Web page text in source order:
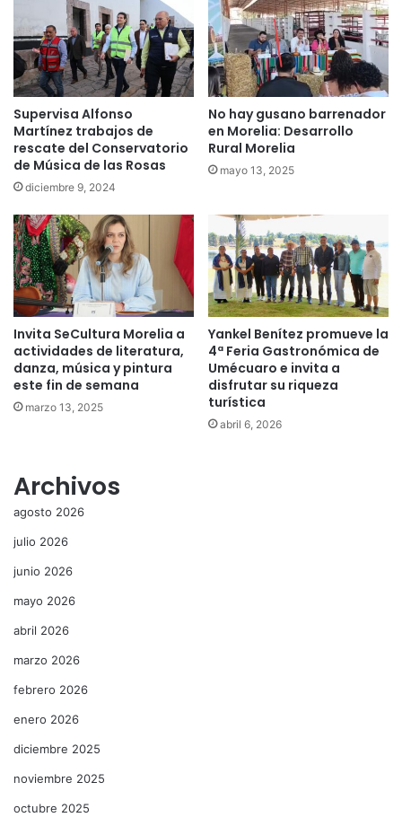
Supervisa Alfonso
Martínez trabajos de
rescate del Conservatorio
de Música de las Rosas
diciembre 9, 2024
No hay gusano barrenador
en Morelia: Desarrollo
Rural Morelia
mayo 13, 2025
Invita SeCultura Morelia a
actividades de literatura,
danza, música y pintura
este fin de semana
marzo 13, 2025
Yankel Benítez promueve la
4ª Feria Gastronómica de
Umécuaro e invita a
disfrutar su riqueza
turística
abril 6, 2026
Archivos
agosto 2026
julio 2026
junio 2026
mayo 2026
abril 2026
marzo 2026
febrero 2026
enero 2026
diciembre 2025
noviembre 2025
octubre 2025